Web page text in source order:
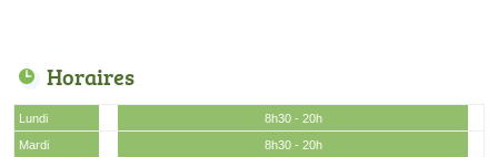
Horaires
Lundi
8h30 - 20h
Mardi
8h30 - 20h